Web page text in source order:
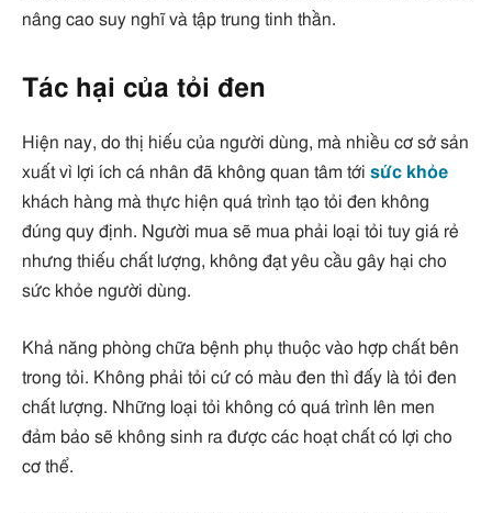
nâng cao suy nghĩ và tập trung tinh thần.
Tác hại của tỏi đen
Hiện nay, do thị hiếu của người dùng, mà nhiều cơ sở sản
xuất vì lợi ích cá nhân đã không quan tâm tới sức khỏe
khách hàng mà thực hiện quá trình tạo tỏi đen không
đúng quy định. Người mua sẽ mua phải loại tỏi tuy giá rẻ
nhưng thiếu chất lượng, không đạt yêu cầu gây hại cho
sức khỏe người dùng.
Khả năng phòng chữa bệnh phụ thuộc vào hợp chất bên
trong tỏi. Không phải tỏi cứ có màu đen thì đấy là tỏi đen
chất lượng. Những loại tỏi không có quá trình lên men
đảm bảo sẽ không sinh ra được các hoạt chất có lợi cho
cơ thể.